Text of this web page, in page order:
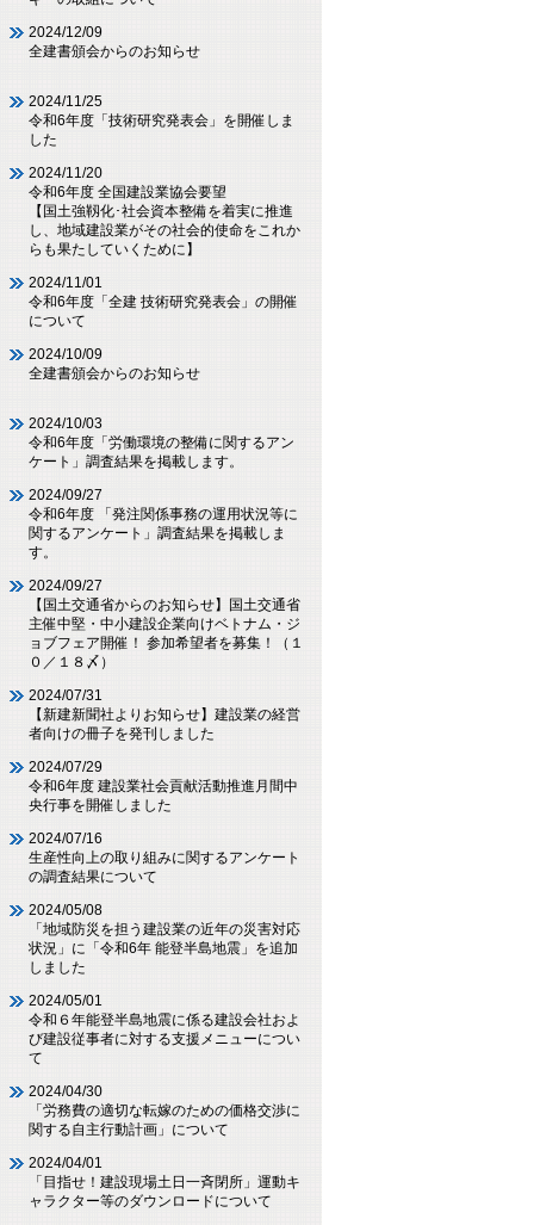
2024/12/09
全建書頒会からのお知らせ
2024/11/25
令和6年度「技術研究発表会」を開催しま
した
2024/11/20
令和6年度 全国建設業協会要望
【国土強靱化･社会資本整備を着実に推進
し、地域建設業がその社会的使命をこれか
らも果たしていくために】
2024/11/01
令和6年度「全建 技術研究発表会」の開催
について
2024/10/09
全建書頒会からのお知らせ
2024/10/03
令和6年度「労働環境の整備に関するアン
ケート」調査結果を掲載します。
2024/09/27
令和6年度 「発注関係事務の運用状況等に
関するアンケート」調査結果を掲載しま
す。
2024/09/27
【国土交通省からのお知らせ】国土交通省
主催中堅・中小建設企業向けベトナム・ジ
ョブフェア開催！ 参加希望者を募集！（１
０／１８〆）
2024/07/31
【新建新聞社よりお知らせ】建設業の経営
者向けの冊子を発刊しました
2024/07/29
令和6年度 建設業社会貢献活動推進月間中
央行事を開催しました
2024/07/16
生産性向上の取り組みに関するアンケート
の調査結果について
2024/05/08
「地域防災を担う建設業の近年の災害対応
状況」に「令和6年 能登半島地震」を追加
しました
2024/05/01
令和６年能登半島地震に係る建設会社およ
び建設従事者に対する支援メニューについ
て
2024/04/30
「労務費の適切な転嫁のための価格交渉に
関する自主行動計画」について
2024/04/01
「目指せ！建設現場土日一斉閉所」運動キ
ャラクター等のダウンロードについて